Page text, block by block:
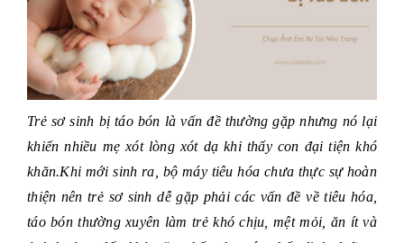
Trẻ sơ sinh bị táo bón là vấn đề thường gặp nhưng nó lại
khiến nhiều mẹ xót lòng xót dạ khi thấy con đại tiện khó
khăn.Khi mới sinh ra, bộ máy tiêu hóa chưa thực sự hoàn
thiện nên trẻ sơ sinh dễ gặp phải các vấn đề về tiêu hóa,
táo bón thường xuyên làm trẻ khó chịu, mệt mỏi, ăn ít và